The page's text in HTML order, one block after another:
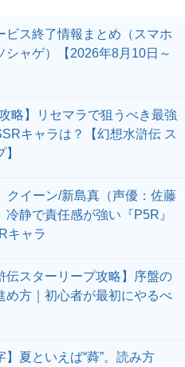
ビス終了情報まとめ（スマホ
シャゲ）【2026年8月10日～
略】リセマラで狙うべき最強
キャラは？【幻想水滸伝 ス
クイーン/新島真（声優：佐藤
冷静で責任感が強い『P5R』
キャラ
伝スターリープ攻略】序盤の
め方｜初心者が最初にやるべ
】夏といえば“蕣”。読み方